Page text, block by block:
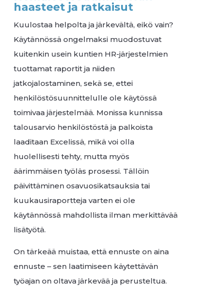
haasteet ja ratkaisut
Kuulostaa helpolta ja järkevältä, eikö vain?
Käytännössä ongelmaksi muodostuvat
kuitenkin usein kuntien HR-järjestelmien
tuottamat raportit ja niiden
jatkojalostaminen, sekä se, ettei
henkilöstösuunnittelulle ole käytössä
toimivaa järjestelmää. Monissa kunnissa
talousarvio henkilöstöstä ja palkoista
laaditaan Excelissä, mikä voi olla
huolellisesti tehty, mutta myös
äärimmäisen työläs prosessi. Tällöin
päivittäminen osavuosikatsauksia tai
kuukausiraportteja varten ei ole
käytännössä mahdollista ilman merkittävää
lisätyötä.
On tärkeää muistaa, että ennuste on aina
ennuste – sen laatimiseen käytettävän
työajan on oltava järkevää ja perusteltua.